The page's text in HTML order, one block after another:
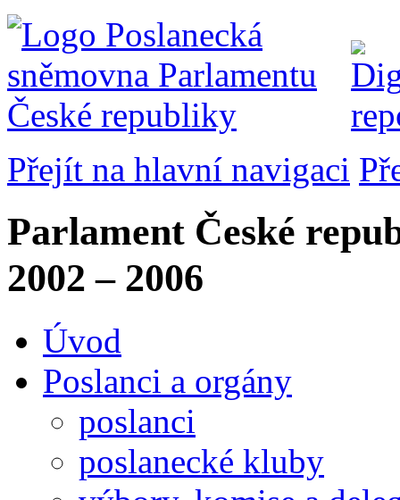
Přejít na hlavní navigaci
Parlament České
2002 – 2006
Úvod
Poslanci a orgány
poslanci
poslanecké kluby